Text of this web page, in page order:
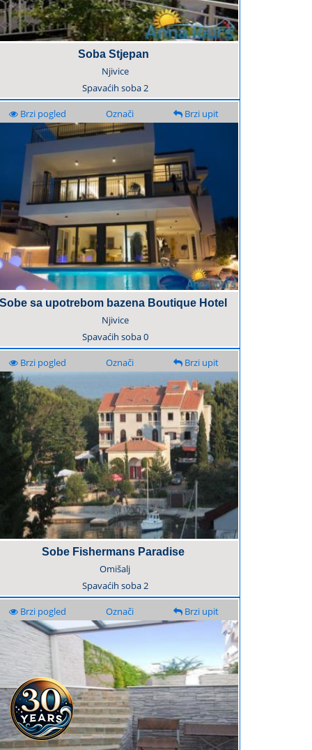
Soba Stjepan
Njivice
Spavaćih soba2
Brzi pogled Označi Brzi upit
Sobe sa upotrebom bazena Boutique Hotel
Njivice
Spavaćih soba0
Brzi pogled Označi Brzi upit
Sobe Fishermans Paradise
Omišalj
Spavaćih soba2
Brzi pogled Označi Brzi upit